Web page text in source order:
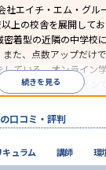
社エイチ・エム・グル
上の校舎を展開して
着型の近隣の中学校
また、点数アップだけ
ている。オンライン
なくても、オンライン
続きを見る
口コミ・評判
キュラム 講師 環